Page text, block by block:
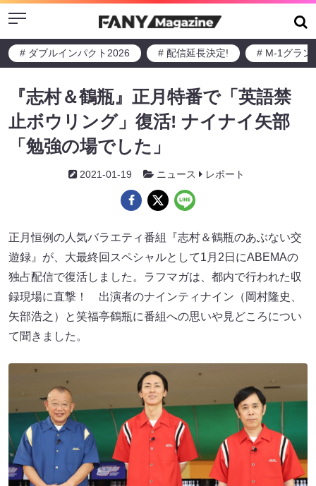
Menu
# ダブルインパクト2026 # 配信延長決定! # M-1グラン
『志村＆鶴瓶』正月特番で「英語禁
止ボウリング」復活! ナイナイ矢部
「勉強の場でした」
2021-01-19 ニュース レポート
正月恒例の人気バラエティ番組『志村＆鶴瓶のあぶない交
遊録』が、大最終回スペシャルとして1月2日にABEMAの
独占配信で復活しました。ラフマガは、都内で行われた収
録現場に直撃！ 出演者のナインティナイン（岡村隆史、
矢部浩之）と笑福亭鶴瓶に番組への思いや見どころについ
て聞きました。